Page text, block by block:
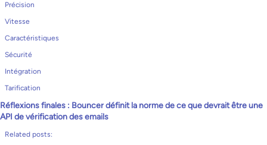
Précision
Vitesse
Caractéristiques
Sécurité
Intégration
Tarification
Réflexions finales : Bouncer définit la norme de ce que devrait être une
API de vérification des emails
Related posts: